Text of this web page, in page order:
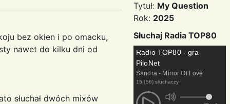
bez okien i po omacku,
nawet do kilku dni od
słuchał dwóch mixów
Tytuł: My Question
Rok: 2025
Słuchaj Radia TOP80
Radio TOP80 - gra
PiloNet
Sandra - Mirror Of Love
15 (56) słuchaczy